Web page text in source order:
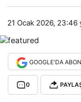
21 Ocak 2026, 23:46
GOOGLE'DA
0
de
has